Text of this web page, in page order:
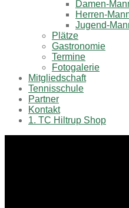
Damen-
Herren-
Jugend-
Plätze
Gastronomie
Termine
Fotogalerie
Mitgliedschaft
Tennisschule
Partner
Kontakt
1. TC Hiltrup Shop